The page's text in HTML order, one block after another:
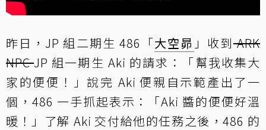
昨日，JP 組二期生 486「大空昴 」收到ARK
NPCJP 組一期生 Aki 的請求：「幫我收集大
家的便便！」說完 Aki 便親自示範產出了一
個，486 一手抓起表示：「Aki 醬的便便好溫
暖！」了解 Aki 交付給他的任務之後，486 的